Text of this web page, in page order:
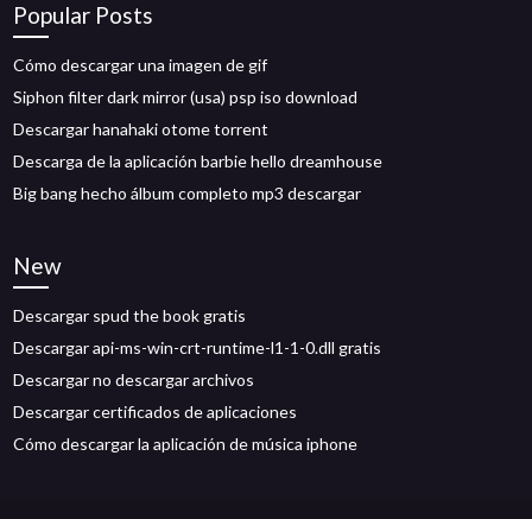
Popular Posts
Cómo descargar una imagen de gif
Siphon filter dark mirror (usa) psp iso download
Descargar hanahaki otome torrent
Descarga de la aplicación barbie hello dreamhouse
Big bang hecho álbum completo mp3 descargar
New
Descargar spud the book gratis
Descargar api-ms-win-crt-runtime-l1-1-0.dll gratis
Descargar no descargar archivos
Descargar certificados de aplicaciones
Cómo descargar la aplicación de música iphone